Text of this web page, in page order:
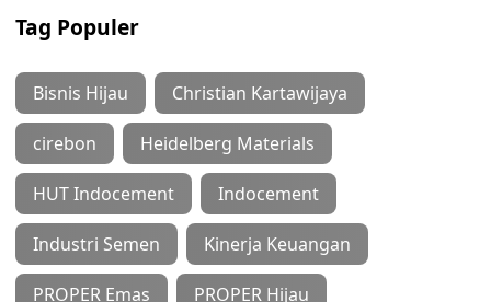
Tag Populer
Bisnis Hijau Christian Kartawijaya
cirebon Heidelberg Materials
HUT Indocement Indocement
Industri Semen Kinerja Keuangan
PROPER Emas PROPER Hijau